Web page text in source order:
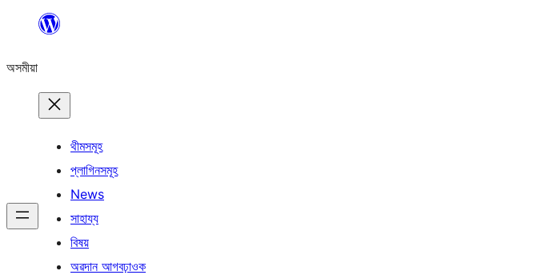
বিষয়বস্তুলৈ
অসমীয়া
থীমসমূহ
প্লাগিনসমূহ
News
সাহায্য
বিষয়
অৱদান আগবঢ়াওক